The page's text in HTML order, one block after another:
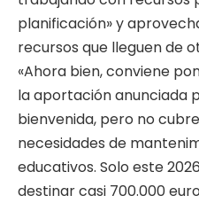
planificación» y
recursos que lleguen de
«Ahora bien, conviene
la aportación anunciada
bienvenida, pero no
necesidades de
educativos. Solo este
destinar casi 700.000